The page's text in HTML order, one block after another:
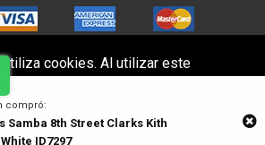
© 2026,
compró:
Samba 8th Street Clarks Kith
ID7297
cookies. Al utilizar este
nuestro uso de estas cookies.
visitanos
Aceptar